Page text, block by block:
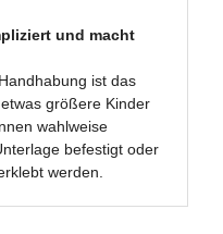
und macht
ist das
größere Kinder
wahlweise
befestigt oder
werden.